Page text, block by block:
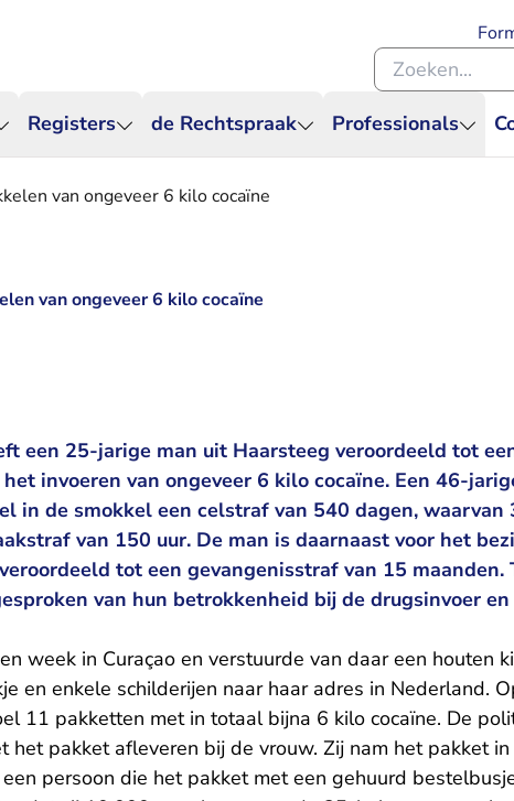
Registers de Rechtspraak Professionals
Zoeken binnen de
van ongeveer 6 kilo cocaïne
van ongeveer 6 kilo cocaïne
een 25-jarige man uit Haarsteeg veroordeeld tot
invoeren van ongeveer 6 kilo cocaïne. Een 46-
in de smokkel een celstraf van 540 dagen, waarvan
van 150 uur. De man is daarnaast voor het
tot een gevangenisstraf van 15 maanden.
van hun betrokkenheid bij de drugsinvoer
week in Curaçao en verstuurde van daar een houten
en enkele schilderijen naar haar adres in Nederland.
11 pakketten met in totaal bijna 6 kilo cocaïne. De
pakket afleveren bij de vrouw. Zij nam het pakket in
persoon die het pakket met een gehuurd